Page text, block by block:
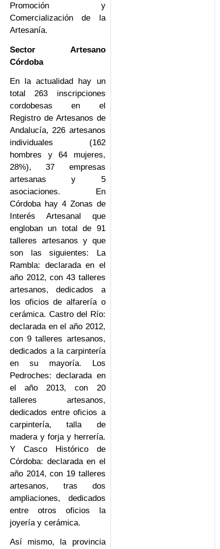
Promoción y
Comercialización de la
Artesanía.
Sector Artesano
Córdoba
En la actualidad hay un
total 263 inscripciones
cordobesas en el
Registro de Artesanos de
Andalucía, 226 artesanos
individuales (162
hombres y 64 mujeres,
28%), 37 empresas
artesanas y 5
asociaciones. En
Córdoba hay 4 Zonas de
Interés Artesanal que
engloban un total de 91
talleres artesanos y que
son las siguientes: La
Rambla: declarada en el
año 2012, con 43 talleres
artesanos, dedicados a
los oficios de alfarería o
cerámica. Castro del Río:
declarada en el año 2012,
con 9 talleres artesanos,
dedicados a la carpintería
en su mayoría. Los
Pedroches: declarada en
el año 2013, con 20
talleres artesanos,
dedicados entre oficios a
carpintería, talla de
madera y forja y herrería.
Y Casco Histórico de
Córdoba: declarada en el
año 2014, con 19 talleres
artesanos, tras dos
ampliaciones, dedicados
entre otros oficios la
joyería y cerámica.
Así mismo, la provincia